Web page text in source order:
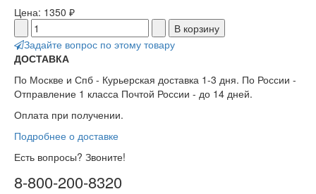
Цена: 1350 ₽
Задайте вопрос по этому товару
ДОСТАВКА
По Москве и Спб - Курьерская доставка 1-3 дня. По России -
Отправление 1 класса Почтой России - до 14 дней.
Оплата при получении.
Подробнее о доставке
Есть вопросы? Звоните!
8-800-200-8320